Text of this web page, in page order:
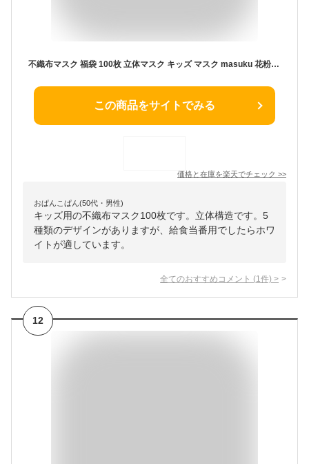
不織布マスク 福袋 100枚 立体マスク キッズ マスク masuku 花粉対策 子供 選べる マスク 子供 立体 選べる マスク セット 不織布マスク 立体構造 小学生 スポーツ 呼吸しやすい 男の子 女の子マスク キャラクター 絵柄入り メガネくもりにくい 耳紐調節 かわいい
この商品をサイトでみる
価格と在庫を楽天でチェック >>
おぱんこぱん(50代・男性)
キッズ用の不織布マスク100枚です。立体構造です。5
種類のデザインがありますが、給食当番用でしたらホワ
イトが適しています。
全てのおすすめコメント (1 件) >
12